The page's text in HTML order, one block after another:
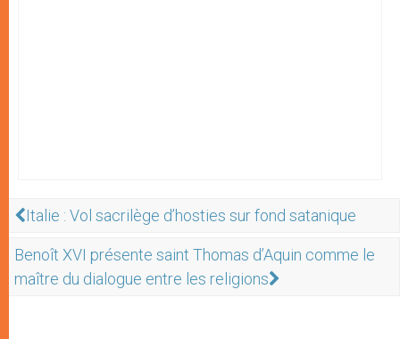
Italie : Vol sacrilège d’hosties sur fond satanique
Benoît XVI présente saint Thomas d’Aquin comme le
maître du dialogue entre les religions